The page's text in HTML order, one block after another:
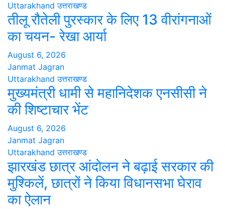
Uttarakhand उत्तराखण्ड
तीलू रौतेली पुरस्कार के लिए 13 वीरांगनाओं
का चयन- रेखा आर्या
August 6, 2026
Janmat Jagran
Uttarakhand उत्तराखण्ड
मुख्यमंत्री धामी से महानिदेशक एनसीसी ने
की शिष्टाचार भेंट
August 6, 2026
Janmat Jagran
Uttarakhand उत्तराखण्ड
झारखंड छात्र आंदोलन ने बढ़ाई सरकार की
मुश्किलें, छात्रों ने किया विधानसभा घेराव
का ऐलान